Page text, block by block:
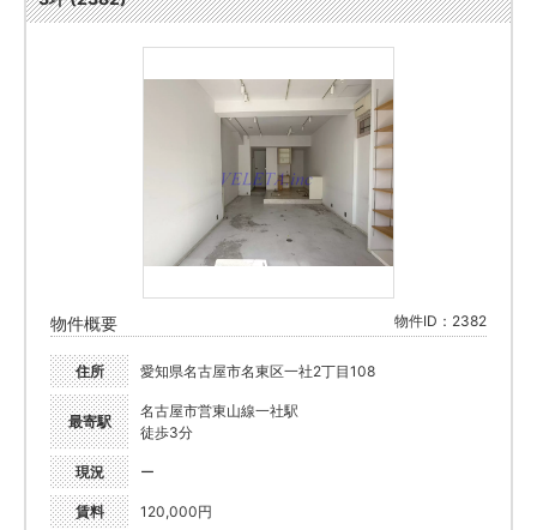
物件概要 物件ID：2382
住所 愛知県名古屋市名東区一社2丁目108
最寄駅
名古屋市営東山線一社駅
徒歩3分
現況 ー
賃料 120,000円